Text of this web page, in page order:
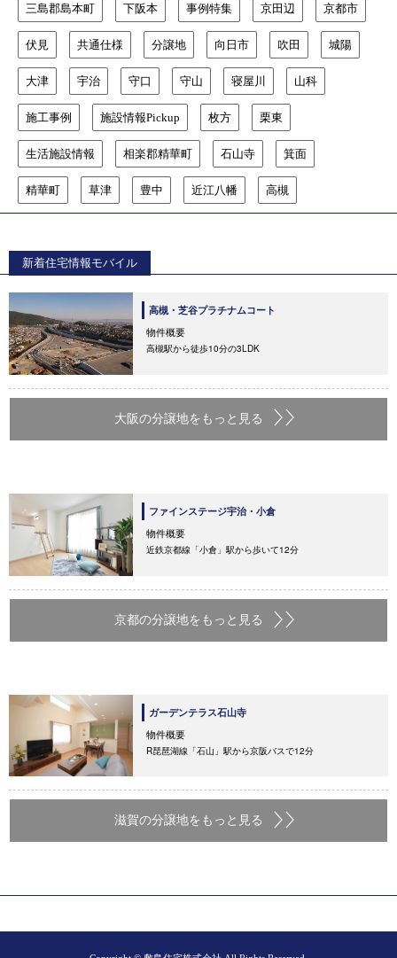
三島郡島本町 下阪本 事例特集 京田辺 京都市
伏見 共通仕様 分譲地 向日市 吹田 城陽
大津 宇治 守口 守山 寝屋川 山科
施工事例 施設情報Pickup 枚方 栗東
生活施設情報 相楽郡精華町 石山寺 箕面
精華町 草津 豊中 近江八幡 高槻
新着住宅情報モバイル
高槻・芝谷プラチナムコート
物件概要
高槻駅から徒歩10分の3LDK
大阪の分譲地をもっと見る
ファインステージ宇治・小倉
物件概要
近鉄京都線「小倉」駅から歩いて12分
京都の分譲地をもっと見る
ガーデンテラス石山寺
物件概要
R琵琶湖線「石山」駅から京阪バスで12分
滋賀の分譲地をもっと見る